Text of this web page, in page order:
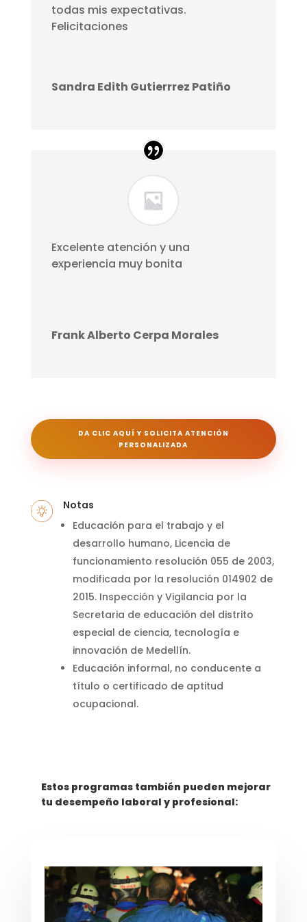
todas mis expectativas.
Felicitaciones
Sandra Edith Gutierrrez Patiño
Excelente atención y una
experiencia muy bonita
Frank Alberto Cerpa Morales
DA CLIC AQUÍ Y SOLICITA ATENCIÓN
PERSONALIZADA
Notas
Educación para el trabajo y el
desarrollo humano, Licencia de
funcionamiento resolución 055 de 2003,
modificada por la resolución 014902 de
2015. Inspección y Vigilancia por la
Secretaria de educación del distrito
especial de ciencia, tecnología e
innovación de Medellín.
Educación informal, no conducente a
título o certificado de aptitud
ocupacional.
Estos programas también pueden mejorar
tu desempeño laboral y profesional: